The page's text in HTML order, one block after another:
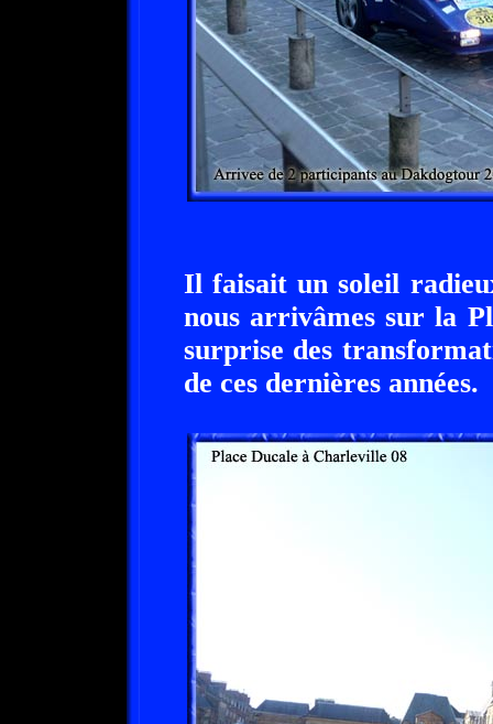
Il faisait un soleil
nous arrivâmes sur la
surprise des
de ces dernières années.